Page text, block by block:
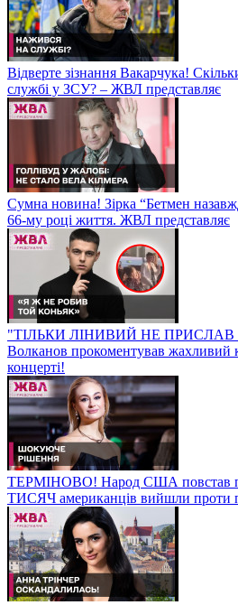
Відверте зізнання Вакарчука!
службі у ЗСУ? – ЖВЛ представляє
Сумна новина! Зірка “Бетмен
66-му році життя. ЖВЛ представляє
"ТІЛЬКИ ЛІНИВИЙ НЕ ПРИСЛАВ
Волканов прокоментував жахливий
концерті!
ТЕРМІНОВО! Народ США повстав
ТИСЯЧ американців вийшли проти